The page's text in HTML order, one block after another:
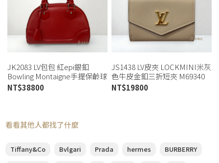
JK2083 LV包包 紅epi銀釦
Bowling Montaigne手提保齡球
包M5932E(高雄店)
NT$38800
JS1438 LV皮夾 LOCKMINI米灰
色牛皮金釦三折短夾 M69340
(板橋店)
NT$19800
看看其他人都找了什麼
Tiffany&Co Bvlgari Prada hermes
BURBERRY